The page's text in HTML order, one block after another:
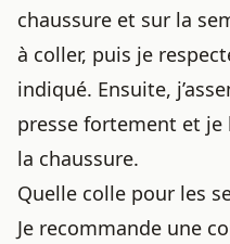
chaussure et sur la
à coller, puis je
indiqué. Ensuite,
presse fortement et je
la chaussure.
Quelle colle pour les
Je recommande une